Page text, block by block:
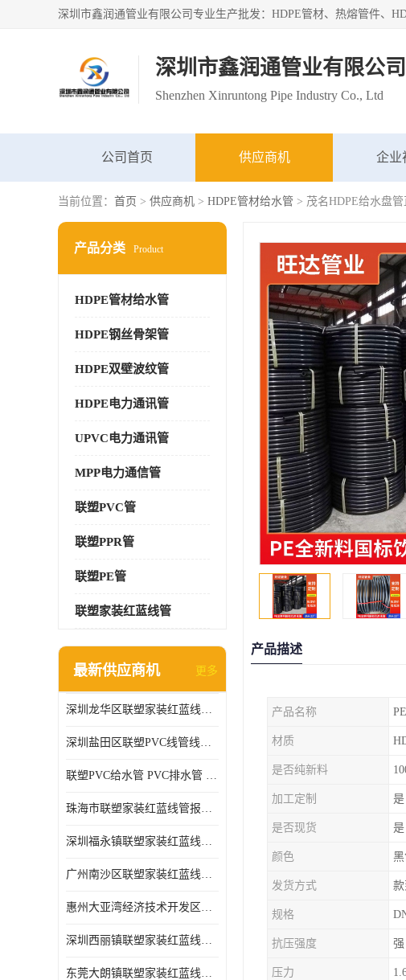
深圳市鑫润通管业有限公司
Shenzhen Xinruntong Pipe Industry Co., Ltd
公司首页 供应商机 企业
当前位置： 首页 > 供应商机 > HDPE管材给水管 > 茂名HDPE给水盘
产品分类 Product
HDPE管材给水管
HDPE钢丝骨架管
HDPE双壁波纹管
HDPE电力通讯管
UPVC电力通讯管
MPP电力通信管
联塑PVC管
联塑PPR管
联塑PE管
联塑家装红蓝线管
最新供应商机 更多
深圳龙华区联塑家装红蓝线管报价单
深圳盐田区联塑PVC线管线槽厂商 可零售批发
联塑PVC给水管 PVC排水管 PVC线管线槽
珠海市联塑家装红蓝线管报价表 联塑水管供货商
深圳福永镇联塑家装红蓝线管价格 支持送货上门
广州南沙区联塑家装红蓝线管批发 库存充足
惠州大亚湾经济技术开发区联塑PPR热水管公司
深圳西丽镇联塑家装红蓝线管供货商 联塑管道供应
东莞大朗镇联塑家装红蓝线管电话 联塑管道经销商
产品描述
产品名称
材质
是否纯新料
加工定制 是
是否现货 是
颜色
发货方式
规格
抗压强度 强
压力